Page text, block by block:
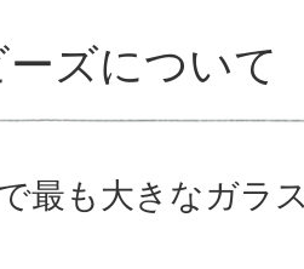
ズについて
最も大きなガラ